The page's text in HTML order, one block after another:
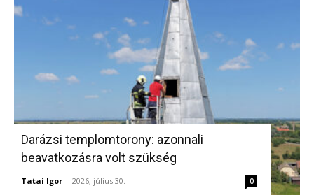
Darázsi templomtorony: azonnali
beavatkozásra volt szükség
Tatai Igor - 2026, július 30. 0